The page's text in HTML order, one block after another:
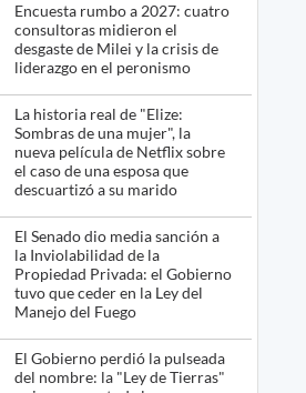
Encuesta rumbo a 2027: cuatro
consultoras midieron el
desgaste de Milei y la crisis de
liderazgo en el peronismo
La historia real de "Elize:
Sombras de una mujer", la
nueva película de Netflix sobre
el caso de una esposa que
descuartizó a su marido
El Senado dio media sanción a
la Inviolabilidad de la
Propiedad Privada: el Gobierno
tuvo que ceder en la Ley del
Manejo del Fuego
El Gobierno perdió la pulseada
del nombre: la "Ley de Tierras"